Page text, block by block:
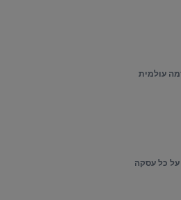
עולמית